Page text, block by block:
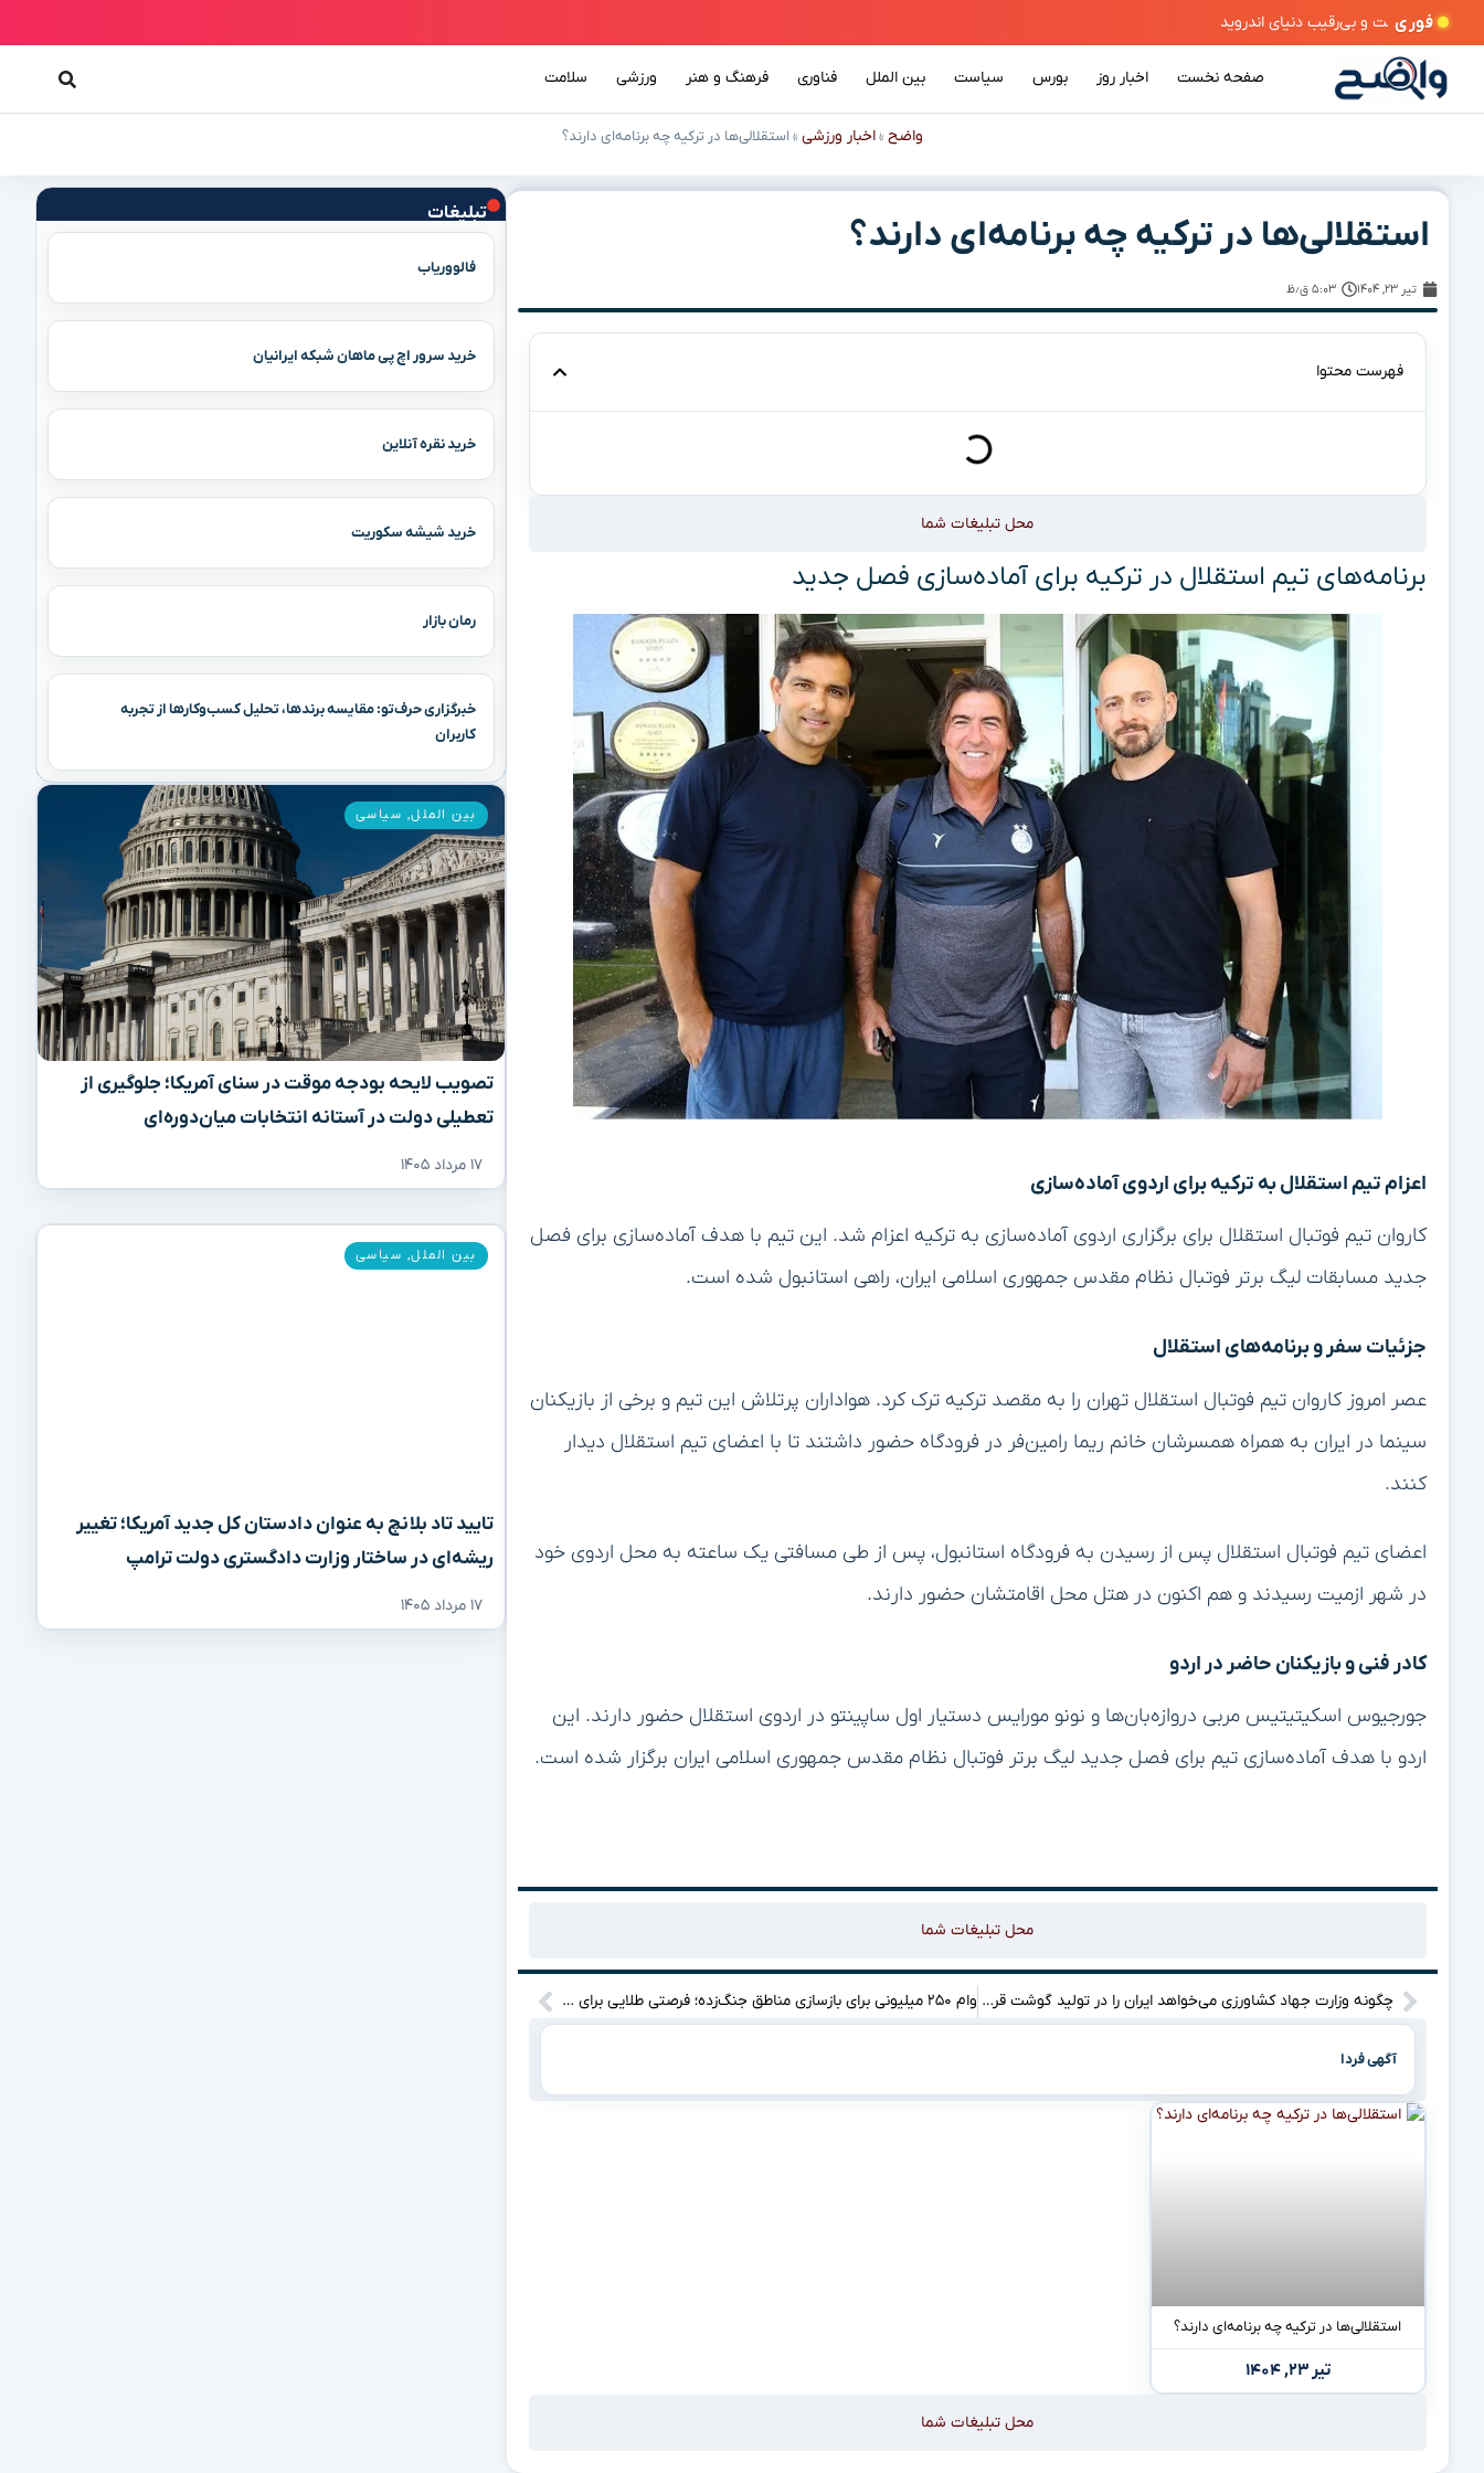
فوری
صفحه نخست اخبار روز بورس سیاست بین الملل فناوری فرهنگ و هنر ورزشی سلامت
واضح »اخبار ورزشی »استقلالی‌ها در ترکیه چه برنامه‌ای دارند؟
تبلیغات
فالووریاب
خرید سرور اچ پی ماهان شبکه ایرانیان
خرید نقره آنلاین
خرید شیشه سکوریت
رمان بازار
خبرگزاری حرف‌تو: مقایسه برندها، تحلیل کسب‌وکارها از تجربه
کاربران
تصویب لایحه بودجه موقت در سنای آمریکا؛ جلوگیری از
تعطیلی دولت در آستانه انتخابات میان‌دوره‌ای
۱۷ مرداد ۱۴۰۵
بین الملل, سیاسی
تایید تاد بلانچ به عنوان دادستان کل جدید آمریکا؛ تغییر
ریشه‌ای در ساختار وزارت دادگستری دولت ترامپ
۱۷ مرداد ۱۴۰۵
بین الملل, سیاسی
استقلالی‌ها در ترکیه چه برنامه‌ای دارند؟
تیر ۲۳, ۱۴۰۴ ۵:۰۳ ق٫ظ
فهرست محتوا
محل تبلیغات شما
برنامه‌های تیم استقلال در ترکیه برای آماده‌سازی فصل جدید
اعزام تیم استقلال به ترکیه برای اردوی آماده‌سازی
کاروان تیم فوتبال استقلال برای برگزاری اردوی آماده‌سازی به ترکیه اعزام شد. این تیم با هدف آماده‌سازی برای فصل
جدید مسابقات لیگ برتر فوتبال نظام مقدس جمهوری اسلامی ایران، راهی استانبول شده است.
جزئیات سفر و برنامه‌های استقلال
عصر امروز کاروان تیم فوتبال استقلال تهران را به مقصد ترکیه ترک کرد. هواداران پرتلاش این تیم و برخی از بازیکنان
سینما در ایران به همراه همسرشان خانم ریما رامین‌فر در فرودگاه حضور داشتند تا با اعضای تیم استقلال دیدار
کنند.
اعضای تیم فوتبال استقلال پس از رسیدن به فرودگاه استانبول، پس از طی مسافتی یک ساعته به محل اردوی خود
در شهر ازمیت رسیدند و هم اکنون در هتل محل اقامتشان حضور دارند.
کادر فنی و بازیکنان حاضر در اردو
جورجیوس اسکیتیتیس مربی دروازه‌بان‌ها و نونو مورایس دستیار اول ساپینتو در اردوی استقلال حضور دارند. این
اردو با هدف آماده‌سازی تیم برای فصل جدید لیگ برتر فوتبال نظام مقدس جمهوری اسلامی ایران برگزار شده است.
محل تبلیغات شما
چگونه وزارت جهاد کشاورزی می‌خواهد ایران را در تولید گوشت قرمز خودکفا کند؟ وام ۲۵۰ میلیونی برای بازسازی مناطق جنگ‌زده؛ فرصتی طلایی برای احیای زندگی در این مناطق!
آگهی فردا
استقلالی‌ها در ترکیه چه برنامه‌ای دارند؟
تیر ۲۳, ۱۴۰۴
محل تبلیغات شما